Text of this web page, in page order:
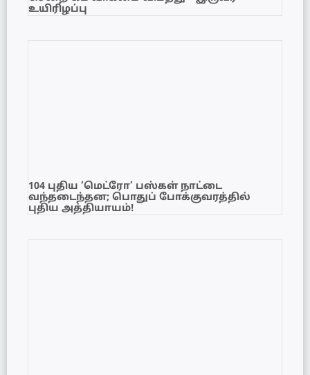
உயிரிழப்பு
104 புதிய ‘மெட்ரோ’ பஸ்கள் நாட்டை
வந்தடைந்தன; பொதுப் போக்குவரத்தில்
புதிய அத்தியாயம்!